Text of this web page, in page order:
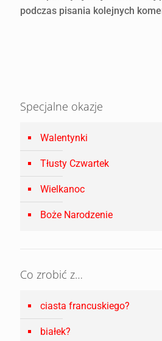
podczas pisania kolejnych
Specjalne okazje
Walentynki
Tłusty Czwartek
Wielkanoc
Boże Narodzenie
Co zrobić z…
ciasta francuskiego?
białek?